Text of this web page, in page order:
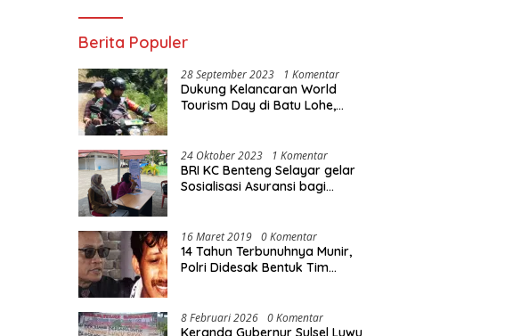
Berita Populer
28 September 2023 1 Komentar
Dukung Kelancaran World
Tourism Day di Batu Lohe,
Motor Dinas
24 Oktober 2023 1 Komentar
BRI KC Benteng Selayar gelar
Sosialisasi Asuransi bagi
16 Maret 2019 0 Komentar
14 Tahun Terbunuhnya Munir,
Polri Didesak Bentuk Tim
8 Februari 2026 0 Komentar
Keranda Gubernur Sulsel Luwu